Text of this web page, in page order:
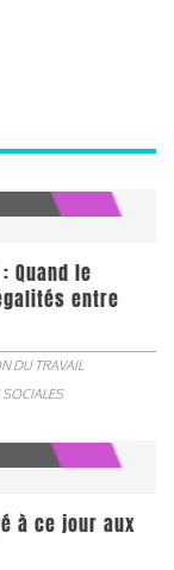
Quand le
entre
DU TRAVAIL
à ce jour aux